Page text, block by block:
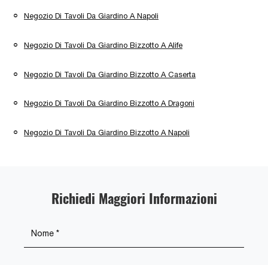
Negozio Di Tavoli Da Giardino A Napoli
Negozio Di Tavoli Da Giardino Bizzotto A Alife
Negozio Di Tavoli Da Giardino Bizzotto A Caserta
Negozio Di Tavoli Da Giardino Bizzotto A Dragoni
Negozio Di Tavoli Da Giardino Bizzotto A Napoli
Richiedi Maggiori Informazioni